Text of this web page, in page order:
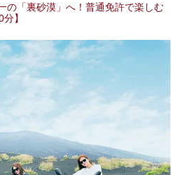
泊できる施設や、1,000円以下で楽しめる安
休日レジャーにもぴったりなエンタメ要素
ど、利用のシーンに合わせて参考にしてく
の「裏砂漠」へ！普通免許で楽しむ
】